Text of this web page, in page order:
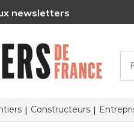
newsletters
Constructeurs